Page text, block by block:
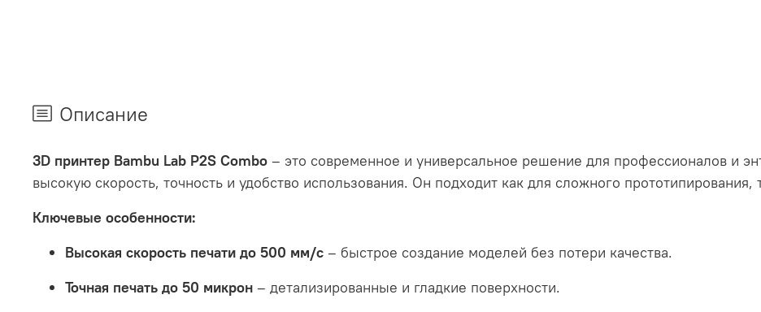
Описание
3D принтер Bambu Lab P2S Combo – это современное и универсальное решение для профессионалов и
высокую скорость, точность и удобство использования. Он подходит как для сложного прототипирования,
Ключевые особенности:
Высокая скорость печати до 500 мм/с – быстрое создание моделей без потери качества.
Точная печать до 50 микрон – детализированные и гладкие поверхности.